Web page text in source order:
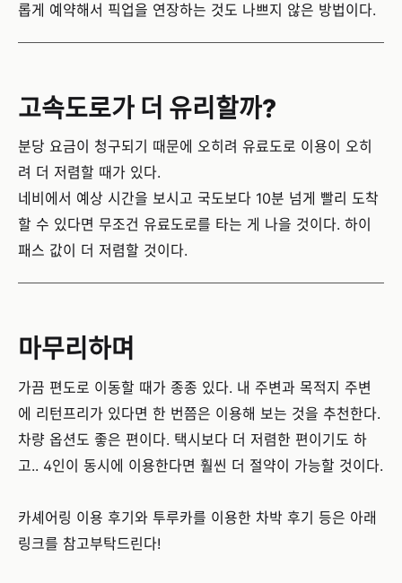
롭게 예약해서 픽업을 연장하는 것도 나쁘지 않은 방법이다.
고속도로가 더 유리할까?
분당 요금이 청구되기 때문에 오히려 유료도로 이용이 오히
려 더 저렴할 때가 있다.
네비에서 예상 시간을 보시고 국도보다 10분 넘게 빨리 도착
할 수 있다면 무조건 유료도로를 타는 게 나을 것이다. 하이
패스 값이 더 저렴할 것이다.
마무리하며
가끔 편도로 이동할 때가 종종 있다. 내 주변과 목적지 주변
에 리턴프리가 있다면 한 번쯤은 이용해 보는 것을 추천한다.
차량 옵션도 좋은 편이다. 택시보다 더 저렴한 편이기도 하
고.. 4인이 동시에 이용한다면 훨씬 더 절약이 가능할 것이다.
카셰어링 이용 후기와 투루카를 이용한 차박 후기 등은 아래
링크를 참고부탁드린다!